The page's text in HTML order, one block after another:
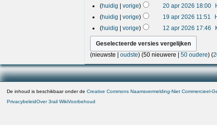
0
20
2
a
2
0
6
0
a
0
2
6
huidig vorige 20 apr 2026 18:00
a
p
2
0
2
6
huidig vorige 19 apr 2026 11:51
r
2
0
2
huidig vorige 12 apr 2026 17:46
(nieuwste | oudste) (50 nieuwere | 50 oudere) (
De inhoud is beschikbaar onder deCreative Commons Naamsvermelding-Niet Commercieel-
PrivacybeleidOver 3rail WikiVoorbehoud